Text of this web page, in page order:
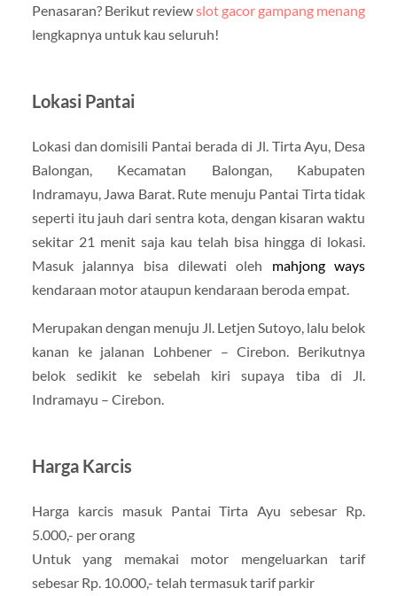
Penasaran? Berikut reviewslot gacor gampang menang
lengkapnya untuk kau seluruh!
Lokasi Pantai
Lokasi dan domisili Pantai berada di Jl. Tirta Ayu, Desa
Balongan, Kecamatan Balongan, Kabupaten
Indramayu, Jawa Barat. Rute menuju Pantai Tirta tidak
seperti itu jauh dari sentra kota, dengan kisaran waktu
sekitar 21 menit saja kau telah bisa hingga di lokasi.
Masuk jalannya bisa dilewati oleh mahjong ways
kendaraan motor ataupun kendaraan beroda empat.
Merupakan dengan menuju Jl. Letjen Sutoyo, lalu belok
kanan ke jalanan Lohbener – Cirebon. Berikutnya
belok sedikit ke sebelah kiri supaya tiba di Jl.
Indramayu – Cirebon.
Harga Karcis
Harga karcis masuk Pantai Tirta Ayu sebesar Rp.
5.000,- per orang
Untuk yang memakai motor mengeluarkan tarif
sebesar Rp. 10.000,- telah termasuk tarif parkir